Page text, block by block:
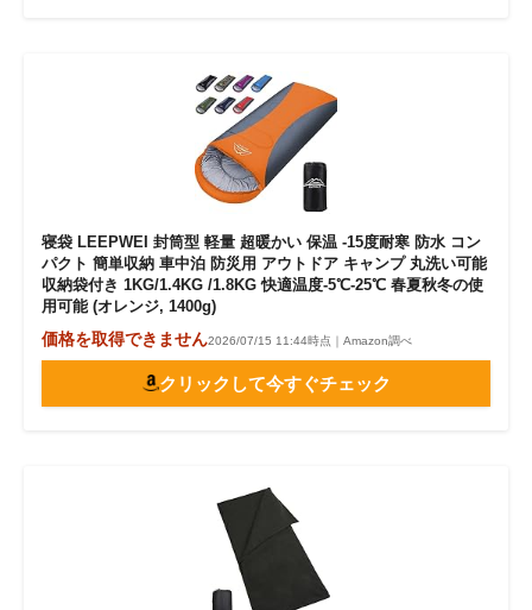
寝袋 LEEPWEI 封筒型 軽量 超暖かい 保温 -15度耐寒 防水 コン
パクト 簡単収納 車中泊 防災用 アウトドア キャンプ 丸洗い可能
収納袋付き 1KG/1.4KG /1.8KG 快適温度-5℃-25℃ 春夏秋冬の使
用可能 (オレンジ, 1400g)
価格を取得できません2026/07/15 11:44時点｜Amazon調べ
クリックして今すぐチェック